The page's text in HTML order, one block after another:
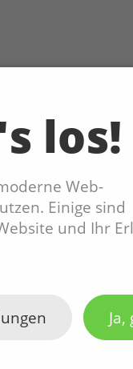
los!
Web-
Einige sind
und Ihr
Ja,